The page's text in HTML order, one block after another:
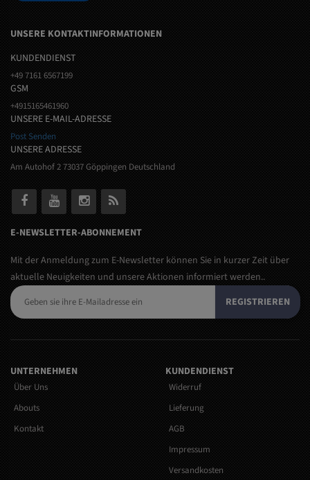
UNSERE KONTAKTINFORMATIONEN
KUNDENDIENST
+49 7161 6567199
GSM
+4915165461960
UNSERE E-MAIL-ADRESSE
Post Senden
UNSERE ADRESSE
Am Autohof 2 73037 Göppingen Deutschland
E-NEWSLETTER-ABONNEMENT
Mit der Anmeldung zum E-Newsletter können Sie in kurzer Zeit über
aktuelle Neuigkeiten und unsere Aktionen informiert werden..
REGISTRIEREN
UNTERNEHMEN
Über Uns
Abouts
Kontakt
KUNDENDIENST
Widerruf
Lieferung
AGB
Impressum
Versandkosten